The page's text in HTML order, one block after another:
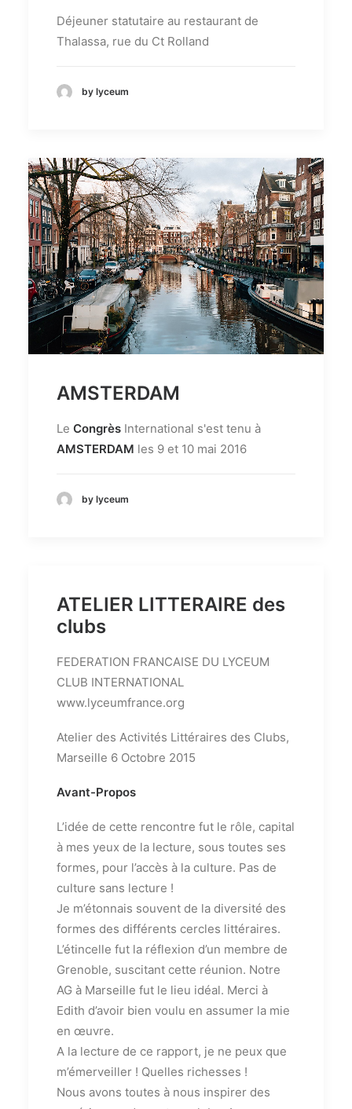
Déjeuner statutaire au restaurant de
Thalassa, rue du Ct Rolland
by lyceum
AMSTERDAM
Le Congrès International s'est tenu à
AMSTERDAM les 9 et 10 mai 2016
by lyceum
ATELIER LITTERAIRE des
clubs
FEDERATION FRANCAISE DU LYCEUM
CLUB INTERNATIONAL
www.lyceumfrance.org
Atelier des Activités Littéraires des Clubs,
Marseille 6 Octobre 2015
Avant-Propos
L’idée de cette rencontre fut le rôle, capital
à mes yeux de la lecture, sous toutes ses
formes, pour l’accès à la culture. Pas de
culture sans lecture !
Je m’étonnais souvent de la diversité des
formes des différents cercles littéraires.
L’étincelle fut la réflexion d’un membre de
Grenoble, suscitant cette réunion. Notre
AG à Marseille fut le lieu idéal. Merci à
Edith d’avoir bien voulu en assumer la mie
en œuvre.
A la lecture de ce rapport, je ne peux que
m’émerveiller ! Quelles richesses !
Nous avons toutes à nous inspirer des